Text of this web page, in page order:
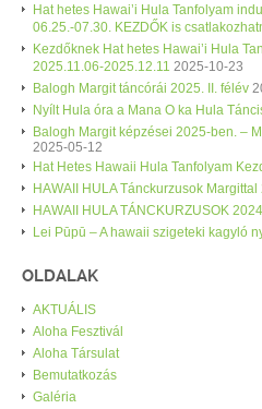
Hat hetes Hawai’i Hula Tanfolyam
06.25.-07.30. KEZDŐK is
Kezdőknek Hat hetes Hawai’i Hula
2025.11.06-2025.12.11 2025-10-23
Balogh Margit táncórái 2025. II. félév
Nyílt Hula óra a Mana O ka Hula
Balogh Margit képzései 2025-ben. –
2025-05-12
Hat Hetes Hawaii Hula Tanfolyam
HAWAII HULA Tánckurzusok Margittal
HAWAII HULA TÁNCKURZUSOK
Lei Pūpū – A hawaii szigeteki kagyló
OLDALAK
AKTUÁLIS
Aloha Fesztivál
Aloha Társulat
Bemutatkozás
Galéria